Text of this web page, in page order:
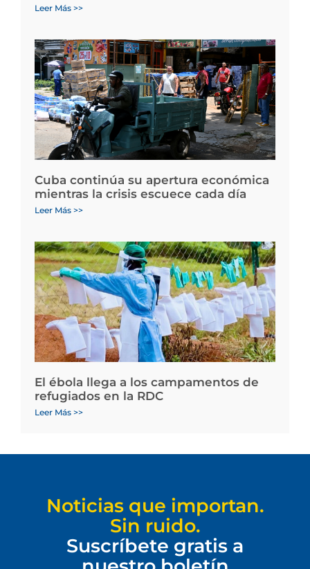
Leer Más >>
Cuba continúa su apertura económica
mientras la crisis escuece cada día
Leer Más >>
El ébola llega a los campamentos de
refugiados en la RDC
Leer Más >>
Noticias que importan.
Sin ruido.
Suscríbete gratis a